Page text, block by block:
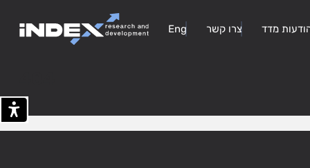
מדד צרו קשר Eng